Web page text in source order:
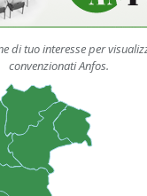
di tuo interesse per
convenzionati Anfos.